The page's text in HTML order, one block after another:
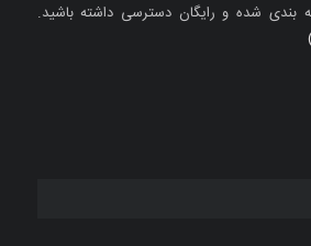
شده و رایگان دسترسی داشته باشید.